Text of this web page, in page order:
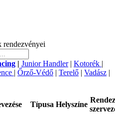
rendezvényei
| Junior Handler| Kotorék |
| Őrző-Védő | Terelő | Vadász |
Típusa Helyszíne